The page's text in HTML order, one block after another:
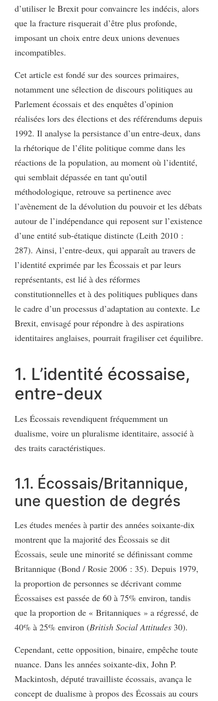
d’utiliser le Brexit pour convaincre les indécis, alors
que la fracture risquerait d’être plus profonde,
imposant un choix entre deux unions devenues
incompatibles.
Cet article est fondé sur des sources primaires,
notamment une sélection de discours politiques au
Parlement écossais et des enquêtes d’opinion
réalisées lors des élections et des référendums depuis
1992. Il analyse la persistance d’un entre-deux, dans
la rhétorique de l’élite politique comme dans les
réactions de la population, au moment où l’identité,
qui semblait dépassée en tant qu’outil
méthodologique, retrouve sa pertinence avec
l’avènement de la dévolution du pouvoir et les débats
autour de l’indépendance qui reposent sur l’existence
d’une entité sub-étatique distincte (Leith 2010 :
287). Ainsi, l’entre-deux, qui apparaît au travers de
l’identité exprimée par les Écossais et par leurs
représentants, est lié à des réformes
constitutionnelles et à des politiques publiques dans
le cadre d’un processus d’adaptation au contexte. Le
Brexit, envisagé pour répondre à des aspirations
identitaires anglaises, pourrait fragiliser cet équilibre.
1. L’identité écossaise,
entre-deux
Les Écossais revendiquent fréquemment un
dualisme, voire un pluralisme identitaire, associé à
des traits caractéristiques.
1.1. Écossais/Britannique,
une question de degrés
Les études menées à partir des années soixante-dix
montrent que la majorité des Écossais se dit
Écossais, seule une minorité se définissant comme
Britannique (Bond / Rosie 2006 : 35). Depuis 1979,
la proportion de personnes se décrivant comme
Écossaises est passée de 60 à 75% environ, tandis
que la proportion de « Britanniques » a régressé, de
40% à 25% environ (British Social Attitudes 30).
Cependant, cette opposition, binaire, empêche toute
nuance. Dans les années soixante-dix, John P.
Mackintosh, député travailliste écossais, avança le
concept de dualisme à propos des Écossais au cours